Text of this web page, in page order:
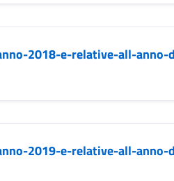
2018-e-relative-all-anno-
2019-e-relative-all-anno-